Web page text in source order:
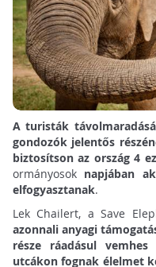
A turisták
gondozók jelentős
biztosítson az ország 4
ormányosok napjában
elfogyasztanak.
Lek Chailert, a Save
azonnali anyagi
része ráadásul
utcákon fognak élelmet